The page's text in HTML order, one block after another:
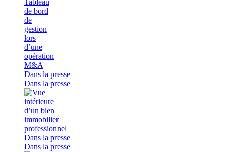
Dans la presse
Dans la presse
Dans la presse
Dans la presse